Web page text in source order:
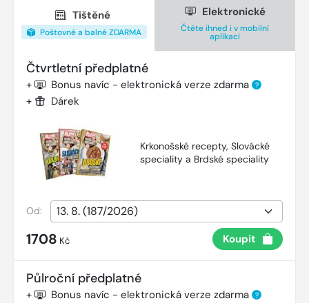
Tištěné
Poštovné a balné ZDARMA
Elektronické
Čtěte ihned i v mobilní
aplikaci
Čtvrtletní předplatné
+ Bonus navíc - elektronická verze zdarma ?
+ Dárek
Krkonošské recepty, Slovácké
speciality a Brdské speciality
Od:
1708 Kč Koupit
Půlroční předplatné
+ Bonus navíc - elektronická verze zdarma ?